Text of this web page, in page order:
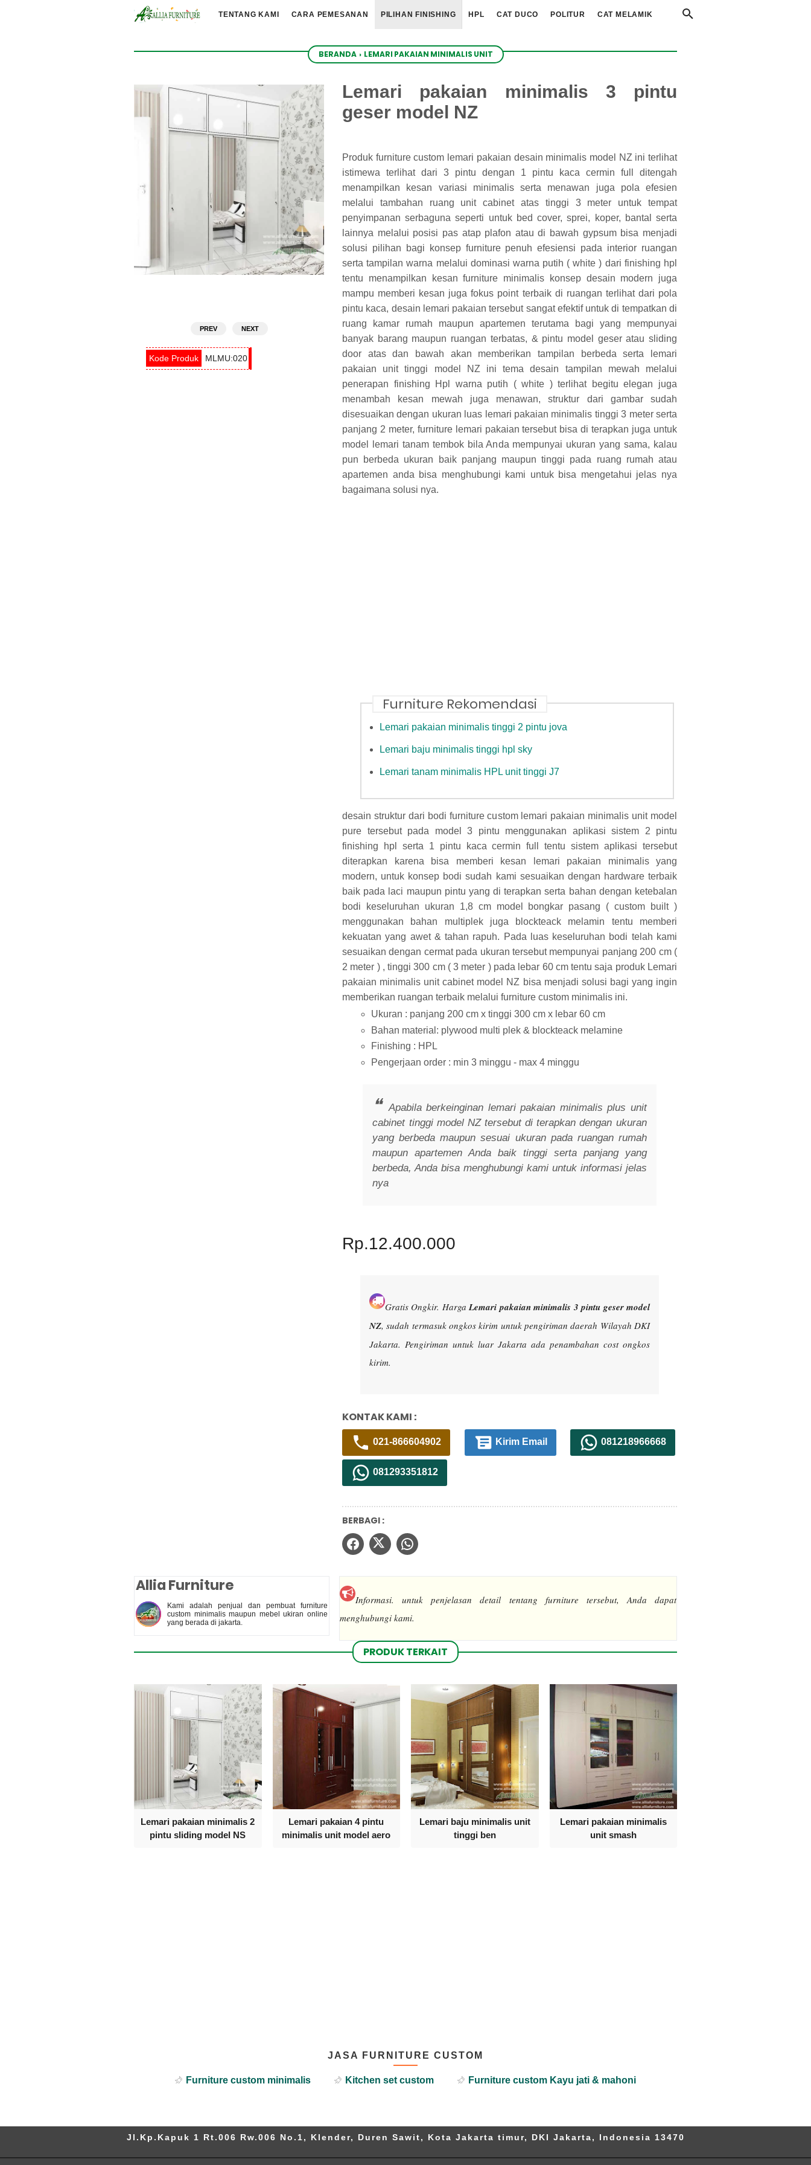
TENTANG KAMI CARA PEMESANAN PILIHAN FINISHING HPL CAT DUCO POLITUR CAT MELAMIK
BERANDA › LEMARI PAKAIAN MINIMALIS UNIT
Lemari pakaian minimalis 3 pintu
geser model NZ
PREV NEXT
Produk furniture custom lemari pakaian desain minimalis model NZ ini terlihat
istimewa terlihat dari 3 pintu dengan 1 pintu kaca cermin full ditengah
menampilkan kesan variasi minimalis serta menawan juga pola efesien
melalui tambahan ruang unit cabinet atas tinggi 3 meter untuk tempat
penyimpanan serbaguna seperti untuk bed cover, sprei, koper, bantal serta
lainnya melalui posisi pas atap plafon atau di bawah gypsum bisa menjadi
solusi pilihan bagi konsep furniture penuh efesiensi pada interior ruangan
serta tampilan warna melalui dominasi warna putih ( white ) dari finishing hpl
tentu menampilkan kesan furniture minimalis konsep desain modern juga
mampu memberi kesan juga fokus point terbaik di ruangan terlihat dari pola
pintu kaca, desain lemari pakaian tersebut sangat efektif untuk di tempatkan di
ruang kamar rumah maupun apartemen terutama bagi yang mempunyai
banyak barang maupun ruangan terbatas, & pintu model geser atau sliding
door atas dan bawah akan memberikan tampilan berbeda serta lemari
pakaian unit tinggi model NZ ini tema desain tampilan mewah melalui
penerapan finishing Hpl warna putih ( white ) terlihat begitu elegan juga
menambah kesan mewah juga menawan, struktur dari gambar sudah
disesuaikan dengan ukuran luas lemari pakaian minimalis tinggi 3 meter serta
panjang 2 meter, furniture lemari pakaian tersebut bisa di terapkan juga untuk
model lemari tanam tembok bila Anda mempunyai ukuran yang sama, kalau
pun berbeda ukuran baik panjang maupun tinggi pada ruang rumah atau
apartemen anda bisa menghubungi kami untuk bisa mengetahui jelas nya
bagaimana solusi nya.
Furniture Rekomendasi
Lemari pakaian minimalis tinggi 2 pintu jova
Lemari baju minimalis tinggi hpl sky
Lemari tanam minimalis HPL unit tinggi J7
desain struktur dari bodi furniture custom lemari pakaian minimalis unit model
pure tersebut pada model 3 pintu menggunakan aplikasi sistem 2 pintu
finishing hpl serta 1 pintu kaca cermin full tentu sistem aplikasi tersebut
diterapkan karena bisa memberi kesan lemari pakaian minimalis yang
modern, untuk konsep bodi sudah kami sesuaikan dengan hardware terbaik
baik pada laci maupun pintu yang di terapkan serta bahan dengan ketebalan
bodi keseluruhan ukuran 1,8 cm model bongkar pasang ( custom built )
menggunakan bahan multiplek juga blockteack melamin tentu memberi
kekuatan yang awet & tahan rapuh. Pada luas keseluruhan bodi telah kami
sesuaikan dengan cermat pada ukuran tersebut mempunyai panjang 200 cm (
2 meter ) , tinggi 300 cm ( 3 meter ) pada lebar 60 cm tentu saja produk Lemari
pakaian minimalis unit cabinet model NZ bisa menjadi solusi bagi yang ingin
memberikan ruangan terbaik melalui furniture custom minimalis ini.
Ukuran : panjang 200 cm x tinggi 300 cm x lebar 60 cm
Bahan material: plywood multi plek & blockteack melamine
Finishing : HPL
Pengerjaan order : min 3 minggu - max 4 minggu
Apabila berkeinginan lemari pakaian minimalis plus unit
cabinet tinggi model NZ tersebut di terapkan dengan ukuran
yang berbeda maupun sesuai ukuran pada ruangan rumah
maupun apartemen Anda baik tinggi serta panjang yang
berbeda, Anda bisa menghubungi kami untuk informasi jelas
nya
MLMU:020
Rp.12.400.000
Gratis Ongkir. HargaLemari pakaian minimalis 3 pintu geser model
NZ, sudah termasuk ongkos kirim untuk pengiriman daerah Wilayah DKI
Jakarta. Pengiriman untuk luar Jakarta ada penambahan cost ongkos
kirim.
KONTAK KAMI :
021-866604902 Kirim Email 081218966668
081293351812
BERBAGI :
Allia Furniture
Kami adalah penjual dan pembuat furniture
custom minimalis maupun mebel ukiran online
yang berada di jakarta.
Informasi.untuk penjelasan detail tentang furniture tersebut, Anda dapat
menghubungi kami.
PRODUK TERKAIT
Lemari pakaian minimalis 2
pintu sliding model NS
Lemari pakaian 4 pintu
minimalis unit model aero
Lemari baju minimalis unit
tinggi ben
Lemari pakaian minimalis
unit smash
JASA FURNITURE CUSTOM
Furniture custom minimalis Kitchen set custom Furniture custom Kayu jati & mahoni
Jl.Kp.Kapuk 1 Rt.006 Rw.006 No.1, Klender, Duren Sawit, Kota Jakarta timur, DKI Jakarta, Indonesia 13470